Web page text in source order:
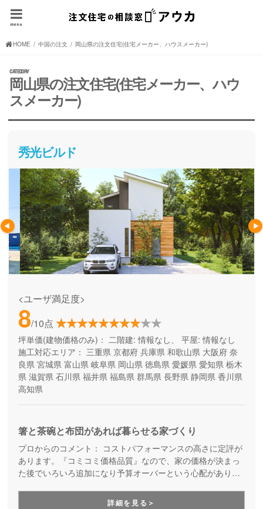
menu
HOME 中国の注文住宅(住宅メーカー、ハウスメーカー)
岡山県の注文住宅(住宅メーカー、ハウスメーカー)
岡山県の注文住宅(住宅メーカー、ハウ
スメーカー)
秀光ビルド
<ユーザ満足度>
8/10点
坪単価(建物価格のみ)： 二階建: 情報なし、 平屋: 情報なし
施工対応エリア： 三重県 京都府 兵庫県 和歌山県 大阪府 奈
良県 宮城県 富山県 岐阜県 岡山県 徳島県 愛媛県 愛知県 栃木
県 滋賀県 石川県 福井県 福島県 群馬県 長野県 静岡県 香川県
高知県
箸と茶碗と布団があれば暮らせる家づくり
プロからのコメント： コストパフォーマンスの高さに定評が
あります。『コミコミ価格品質』なので、家の価格が決まっ
た後でいろいろ追加になり予算オーバーという心配がありま
詳細を見る＞